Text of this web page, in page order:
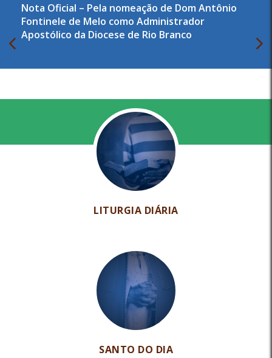
Nota Oficial – Pela nomeação de Dom Antônio
Fontinele de Melo como Administrador
Apostólico da Diocese de Rio Branco
LITURGIA DIÁRIA
SANTO DO DIA